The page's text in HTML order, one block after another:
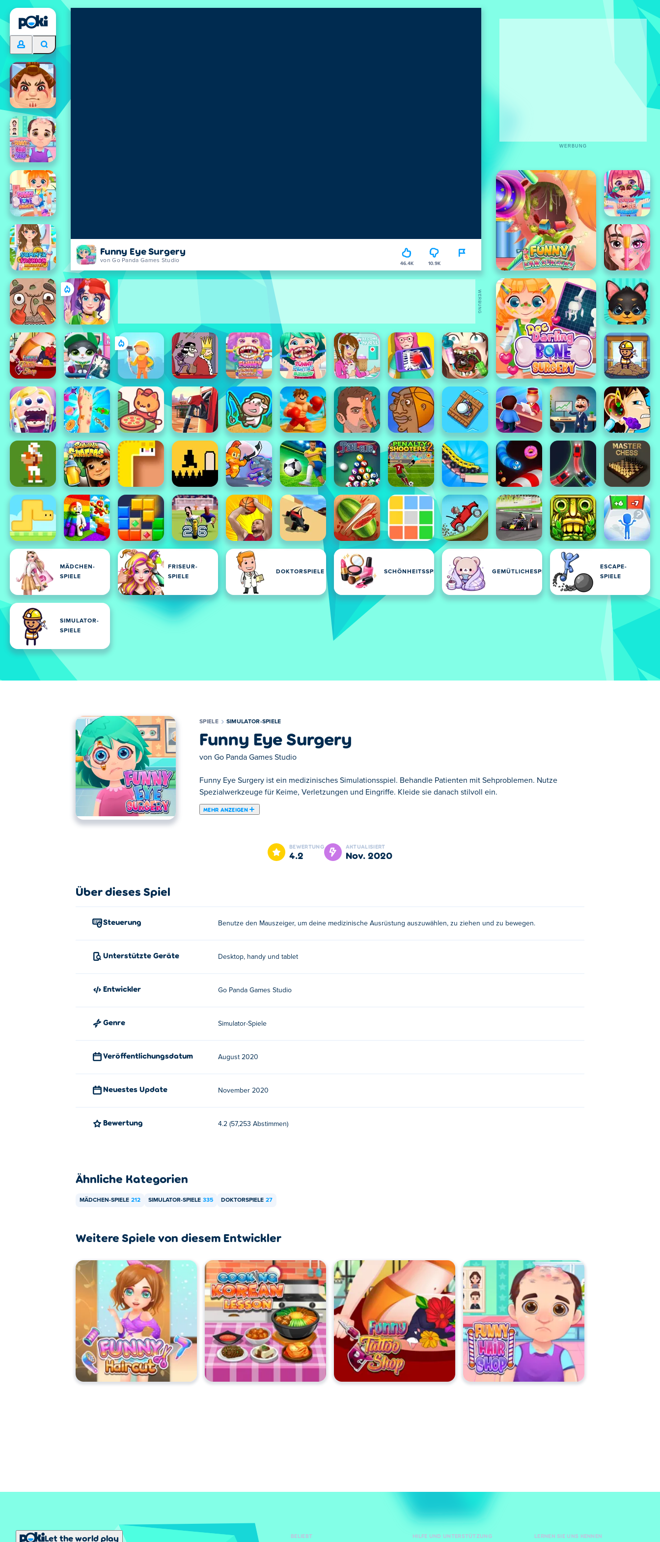
Funny Eye Surgery
von Go Panda Games Studio 46.4K 10.9K
MÄDCHEN-
SPIELE
FRISEUR-
SPIELE
DOKTORSPIELE SCHÖNHEITSSPIELE GEMÜTLICHESPIELE
ESCAPE-
SPIELE
SIMULATOR-
SPIELE
WERBUNG
WERBUNG
SPIELE SIMULATOR-SPIELE
Funny Eye Surgery
von Go Panda Games Studio
Funny Eye Surgery ist ein medizinisches Simulationsspiel. Behandle Patienten mit Sehproblemen. Nutze
Spezialwerkzeuge für Keime, Verletzungen und Eingriffe. Kleide sie danach stilvoll ein.
MEHR ANZEIGEN
Hier kannst du Funny Eye Surgery spielen. Funny Eye Surgery ist eins unserer ausgewählten Simulator-Spiele.
BEWERTUNG
4.2
AKTUALISIERT
Nov. 2020
Über dieses Spiel
Steuerung Benutze den Mauszeiger, um deine medizinische Ausrüstung auszuwählen, zu ziehen und zu bewegen.
Unterstützte Geräte Desktop, handy und tablet
Entwickler Go Panda Games Studio
Genre Simulator-Spiele
Veröffentlichungsdatum August 2020
Neuestes Update November 2020
Bewertung 4.2 (57,253 Abstimmen)
Ähnliche Kategorien
MÄDCHEN-SPIELE 212 SIMULATOR-SPIELE 335 DOKTORSPIELE 27
Weitere Spiele von diesem Entwickler
Let the world play BELIEBT HILFE UND UNTERSTÜTZUNG LERNEN SIE UNS KENNEN